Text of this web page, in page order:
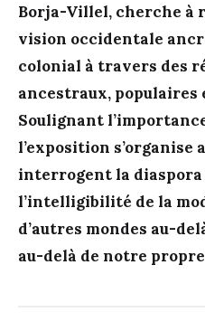
Borja-Villel, cherche à
vision occidentale
colonial à travers des
ancestraux, populaires
Soulignant
l’exposition
interrogent la diaspora
l’intelligibilité de la
d’autres mondes au-
au-delà de notre